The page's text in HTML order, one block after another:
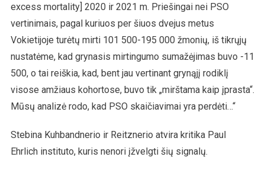
excess mortality] 2020 ir 2021 m. Priešingai nei PSO
vertinimais, pagal kuriuos per šiuos dvejus metus
Vokietijoje turėtų mirti 101 500-195 000 žmonių, iš tikrųjų
nustatėme, kad grynasis mirtingumo sumažėjimas buvo -11
500, o tai reiškia, kad, bent jau vertinant grynąjį rodiklį
visose amžiaus kohortose, buvo tik „mirštama kaip įprasta“.
Mūsų analizė rodo, kad PSO skaičiavimai yra perdėti…“
Stebina Kuhbandnerio ir Reitznerio atvira kritika Paul
Ehrlich instituto, kuris nenori įžvelgti šių signalų.